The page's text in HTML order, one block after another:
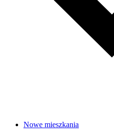
Nowe mieszkania